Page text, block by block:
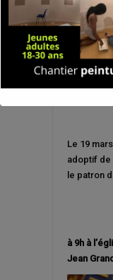
Le 19
adoptif de
le patron
à 9h à
Jean